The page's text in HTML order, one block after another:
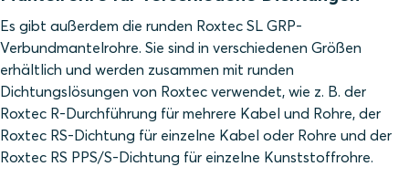
Es gibt außerdem die runden Roxtec SL GRP-
Verbundmantelrohre. Sie sind in verschiedenen Größen
erhältlich und werden zusammen mit runden
Dichtungslösungen von Roxtec verwendet, wie z. B. der
Roxtec R-Durchführung für mehrere Kabel und Rohre, der
Roxtec RS-Dichtung für einzelne Kabel oder Rohre und der
Roxtec RS PPS/S-Dichtung für einzelne Kunststoffrohre.